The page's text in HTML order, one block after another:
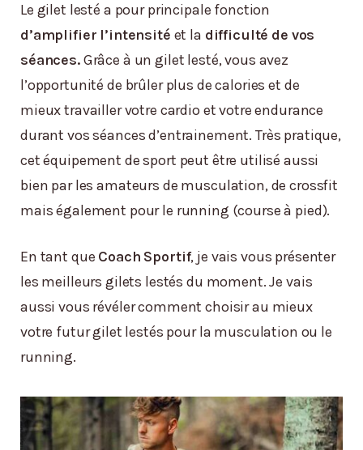
Le gilet lesté a pour principale fonction
d’amplifier l’intensité et la difficulté de vos
séances.Grâce à un gilet lesté, vous avez
l’opportunité de brûler plus de calories et de
mieux travailler votre cardio et votre endurance
durant vos séances d’entrainement. Très pratique,
cet équipement de sport peut être utilisé aussi
bien par les amateurs de musculation, de crossfit
mais également pour le running (course à pied).
En tant que Coach Sportif, je vais vous présenter
les meilleurs gilets lestés du moment. Je vais
aussi vous révéler comment choisir au mieux
votre futur gilet lestés pour la musculation ou le
running.